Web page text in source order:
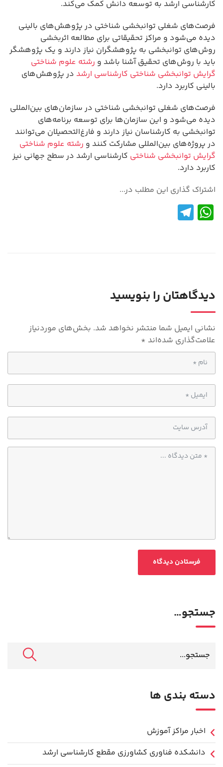
کارشناسی ارشد به توسعه دانش کمک می‌کند.
فرصت‌های شغلی توانبخشی شناختی در پژوهش‌های بالینی
دیده می‌شود و مراکز تحقیقاتی برای مطالعه اثربخشی
روش‌های توانبخشی به پژوهشگران نیاز دارند و یک پژوهشگر
باید با روش‌های تحقیق آشنا باشد و رشته علوم شناختی
گرایش توانبخشی شناختی کارشناسی ارشد در پژوهش‌های
بالینی کاربرد دارد.
فرصت‌های شغلی توانبخشی شناختی در سازمان‌های بین‌المللی
دیده می‌شود و این سازمان‌ها برای توسعه برنامه‌های
توانبخشی به کارشناسان نیاز دارند و فارغ‌التحصیلان می‌توانند
در پروژه‌های بین‌المللی مشارکت کنند و رشته علوم شناختی
گرایش توانبخشی شناختی کارشناسی ارشد در سطح جهانی نیز
کاربرد دارد.
اشتراک گذاری این مطلب در...
W
h
p
p
دیدگاهتان را بنویسید
نشانی ایمیل شما منتشر نخواهد شد. بخش‌های موردنیاز
علامت‌گذاری شده‌اند *
جستجو…
دسته بندی ها
اخبار مراکز آموزش
دانشكده فناوري كشاورزی مقطع کارشناسی ارشد